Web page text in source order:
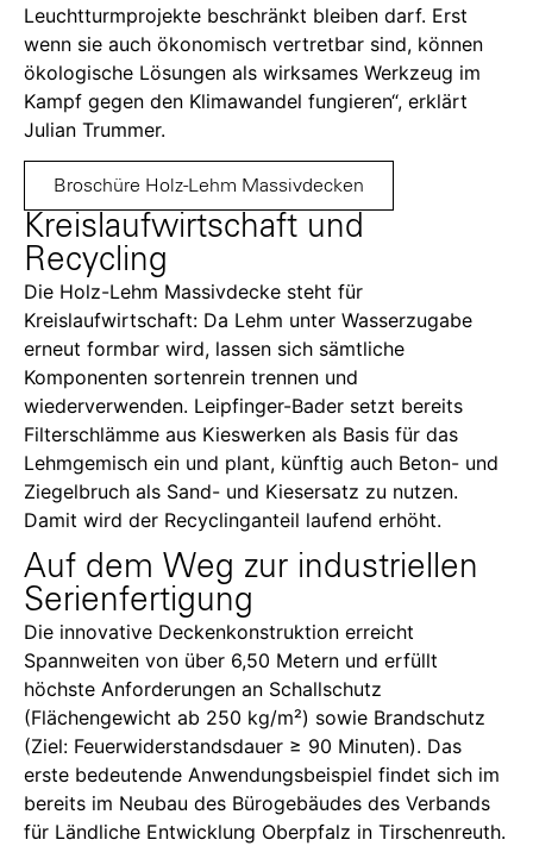
Leuchtturmprojekte beschränkt bleiben darf. Erst
wenn sie auch ökonomisch vertretbar sind, können
ökologische Lösungen als wirksames Werkzeug im
Kampf gegen den Klimawandel fungieren“, erklärt
Julian Trummer.
Broschüre Holz-Lehm Massivdecken
Kreislaufwirtschaft und
Recycling
Die Holz-Lehm Massivdecke steht für
Kreislaufwirtschaft: Da Lehm unter Wasserzugabe
erneut formbar wird, lassen sich sämtliche
Komponenten sortenrein trennen und
wiederverwenden. Leipfinger-Bader setzt bereits
Filterschlämme aus Kieswerken als Basis für das
Lehmgemisch ein und plant, künftig auch Beton- und
Ziegelbruch als Sand- und Kiesersatz zu nutzen.
Damit wird der Recyclinganteil laufend erhöht.
Auf dem Weg zur industriellen
Serienfertigung
Die innovative Deckenkonstruktion erreicht
Spannweiten von über 6,50 Metern und erfüllt
höchste Anforderungen an Schallschutz
(Flächengewicht ab 250 kg/m²) sowie Brandschutz
(Ziel: Feuerwiderstandsdauer ≥ 90 Minuten). Das
erste bedeutende Anwendungsbeispiel findet sich im
bereits im Neubau des Bürogebäudes des Verbands
für Ländliche Entwicklung Oberpfalz in Tirschenreuth.